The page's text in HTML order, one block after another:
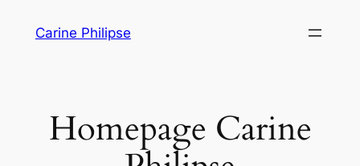
Carine Philipse
Homepage Carine